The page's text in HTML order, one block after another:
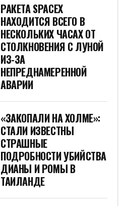
РАКЕТА SPACEX
НАХОДИТСЯ ВСЕГО В
НЕСКОЛЬКИХ ЧАСАХ ОТ
СТОЛКНОВЕНИЯ С ЛУНОЙ
ИЗ-ЗА
НЕПРЕДНАМЕРЕННОЙ
АВАРИИ
«ЗАКОПАЛИ НА ХОЛМЕ»:
СТАЛИ ИЗВЕСТНЫ
СТРАШНЫЕ
ПОДРОБНОСТИ УБИЙСТВА
ДИАНЫ И РОМЫ В
ТАИЛАНДЕ